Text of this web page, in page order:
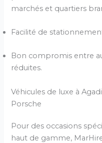
marchés et quartiers
Facilité de
Bon compromis entre
réduites.
Véhicules de luxe à
Porsche
Pour des occasions
haut de gamme,